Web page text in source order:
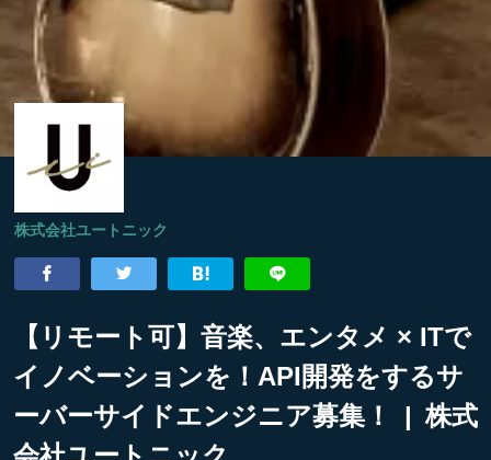
株式会社ユートニック
【リモート可】音楽、エンタメ × ITで
イノベーションを！API開発をするサ
ーバーサイドエンジニア募集！ | 株式